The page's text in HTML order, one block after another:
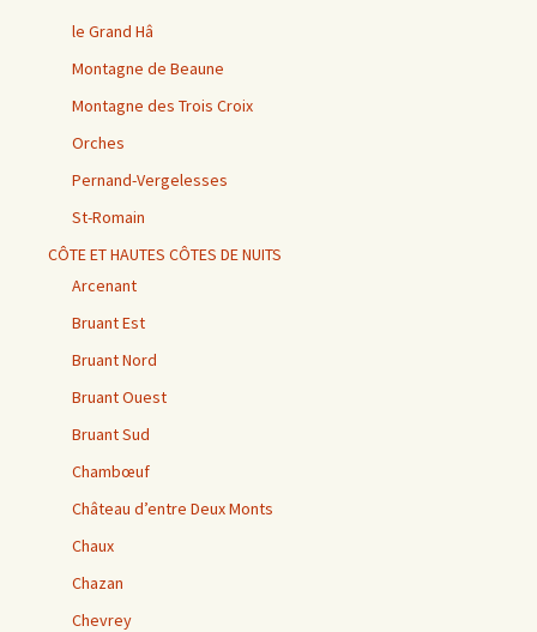
le Grand Hâ
Montagne de Beaune
Montagne des Trois Croix
Orches
Pernand-Vergelesses
St-Romain
CÔTE ET HAUTES CÔTES DE NUITS
Arcenant
Bruant Est
Bruant Nord
Bruant Ouest
Bruant Sud
Chambœuf
Château d’entre Deux Monts
Chaux
Chazan
Chevrey